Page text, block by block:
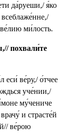
да́руеши,/ я́ко
ми́лость.
похвали́те
еси́ ве́ру,/ о́тчее
уче́нии,/
му́чениче
и страсте́й
ве́рою